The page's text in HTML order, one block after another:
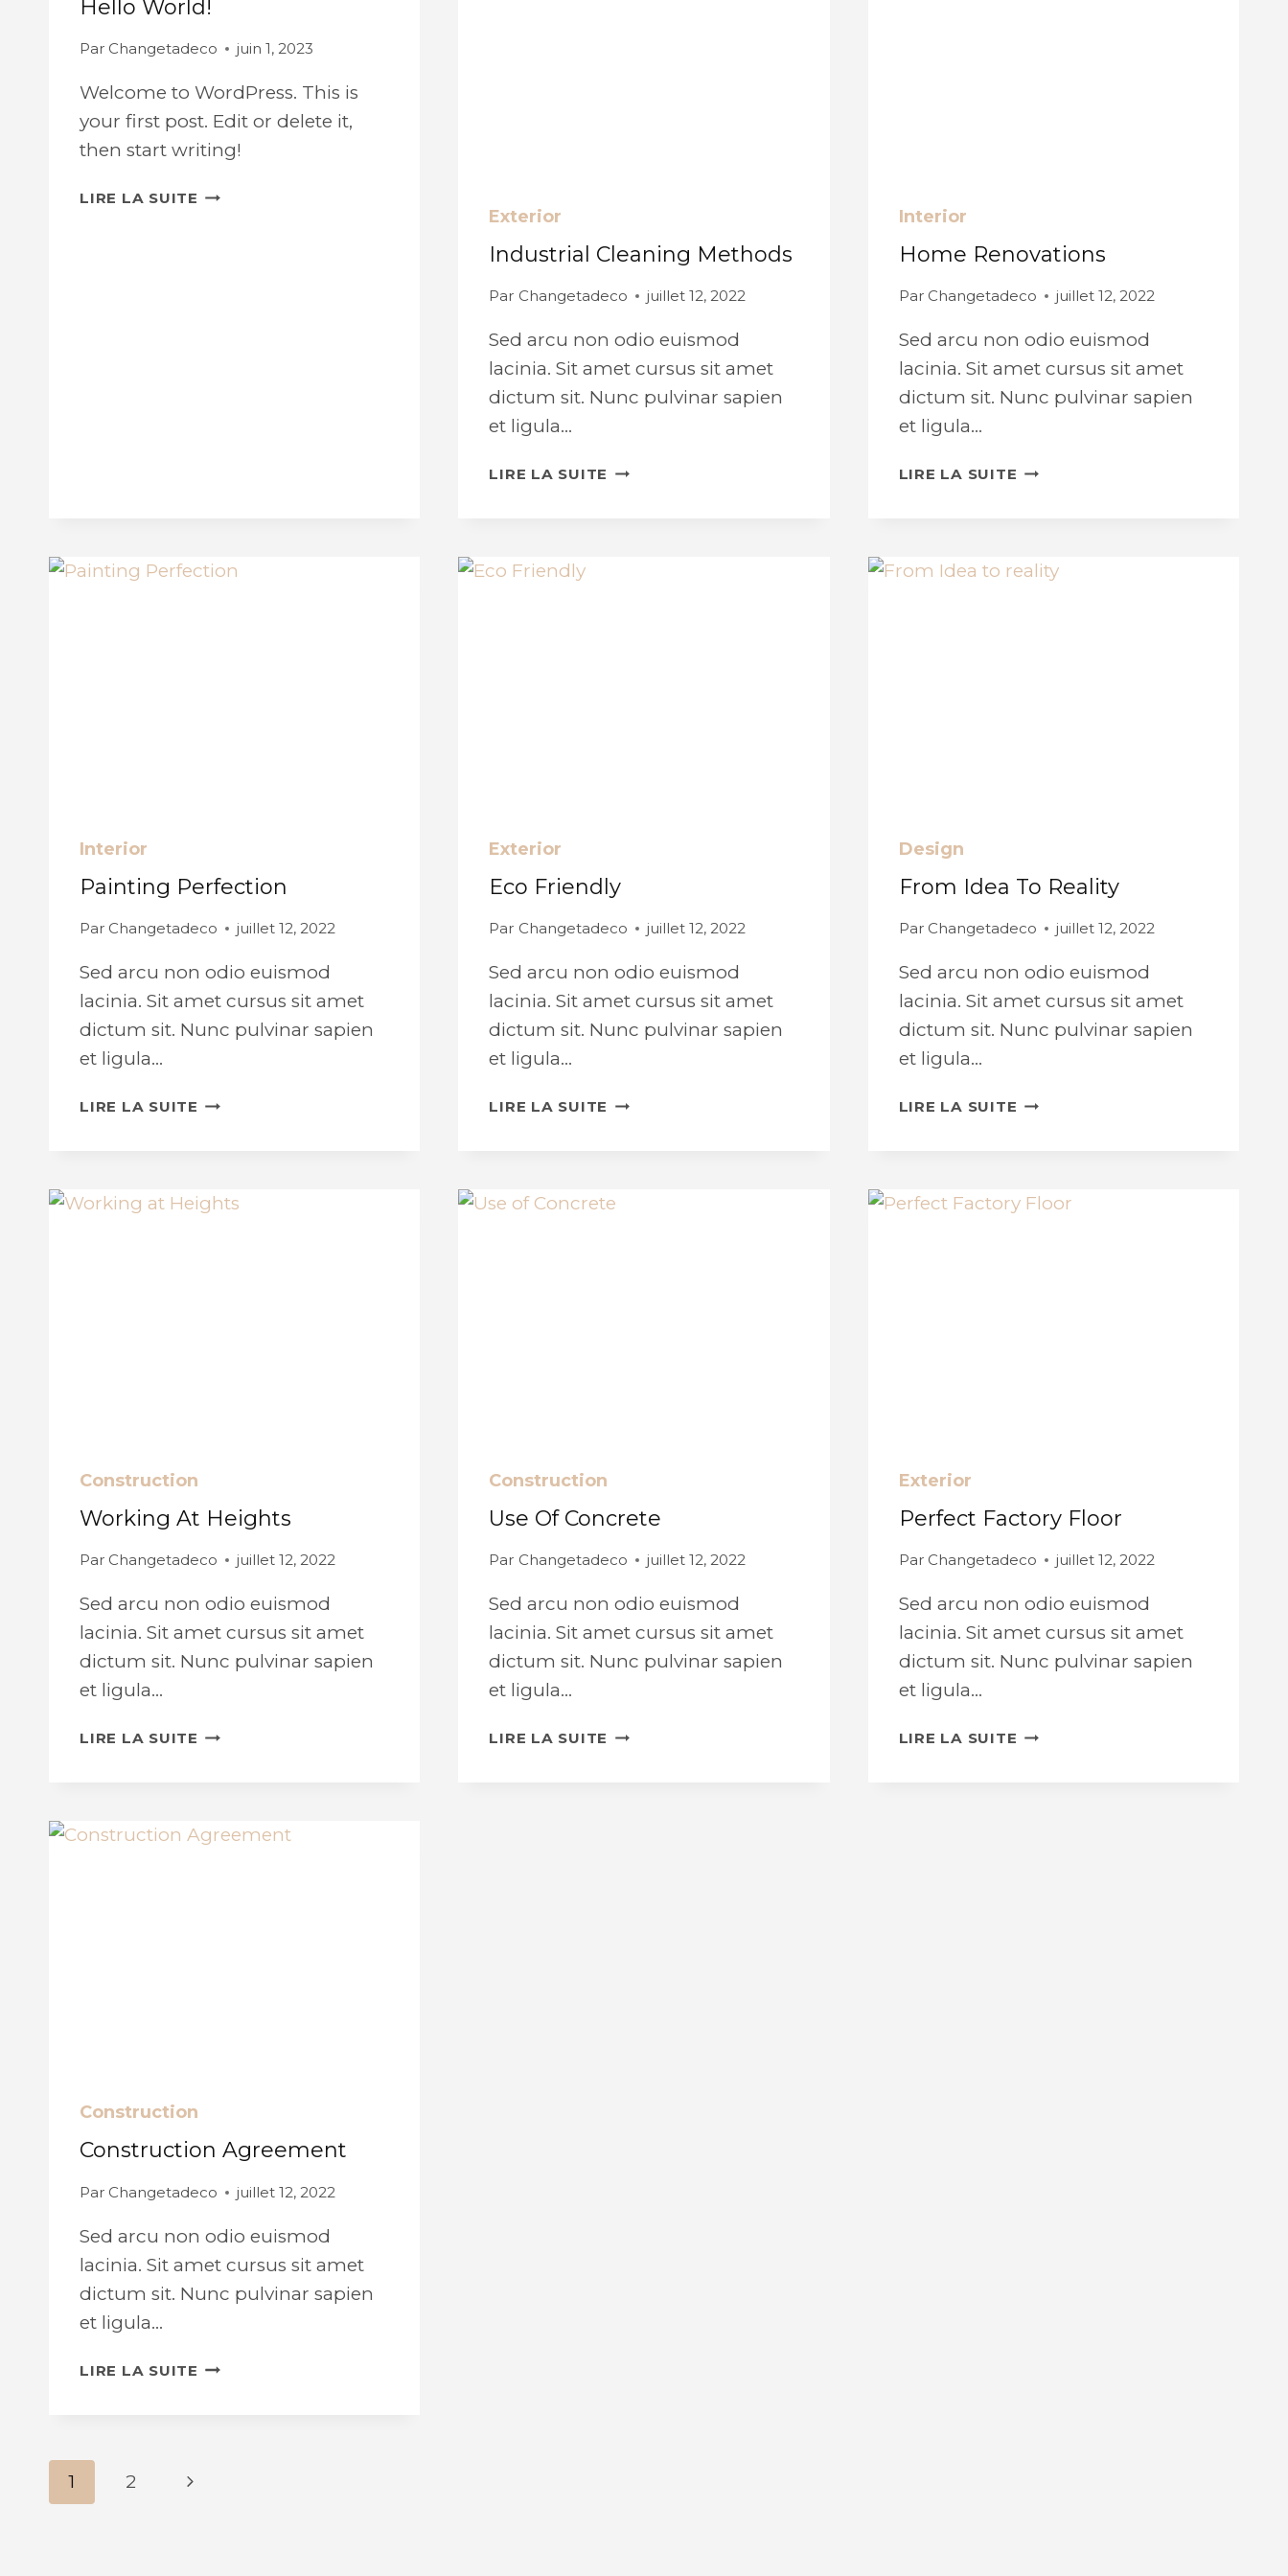
Hello World!
Par Changetadeco juin 1, 2023
Welcome to WordPress. This is
your first post. Edit or delete it,
then start writing!
LIRE LA SUITE HELLO
Exterior
Industrial Cleaning Methods
Par Changetadeco juillet 12, 2022
Sed arcu non odio euismod
lacinia. Sit amet cursus sit amet
dictum sit. Nunc pulvinar sapien
et ligula…
LIRE LA SUITE INDUSTRIAL
Interior
Home Renovations
Par Changetadeco juillet 12, 2022
Sed arcu non odio euismod
lacinia. Sit amet cursus sit amet
dictum sit. Nunc pulvinar sapien
et ligula…
LIRE LA SUITE HOME
Interior
Painting Perfection
Par Changetadeco juillet 12, 2022
Sed arcu non odio euismod
lacinia. Sit amet cursus sit amet
dictum sit. Nunc pulvinar sapien
et ligula…
LIRE LA SUITE PAINTING
Exterior
Eco Friendly
Par Changetadeco juillet 12, 2022
Sed arcu non odio euismod
lacinia. Sit amet cursus sit amet
dictum sit. Nunc pulvinar sapien
et ligula…
LIRE LA SUITE ECO
Design
From Idea To Reality
Par Changetadeco juillet 12, 2022
Sed arcu non odio euismod
lacinia. Sit amet cursus sit amet
dictum sit. Nunc pulvinar sapien
et ligula…
LIRE LA SUITE FROM
Construction
Working At Heights
Par Changetadeco juillet 12, 2022
Sed arcu non odio euismod
lacinia. Sit amet cursus sit amet
dictum sit. Nunc pulvinar sapien
et ligula…
LIRE LA SUITE WORKING
Construction
Use Of Concrete
Par Changetadeco juillet 12, 2022
Sed arcu non odio euismod
lacinia. Sit amet cursus sit amet
dictum sit. Nunc pulvinar sapien
et ligula…
LIRE LA SUITE USE
Exterior
Perfect Factory Floor
Par Changetadeco juillet 12, 2022
Sed arcu non odio euismod
lacinia. Sit amet cursus sit amet
dictum sit. Nunc pulvinar sapien
et ligula…
LIRE LA SUITE PERFECT
Construction
Construction Agreement
Par Changetadeco juillet 12, 2022
Sed arcu non odio euismod
lacinia. Sit amet cursus sit amet
dictum sit. Nunc pulvinar sapien
et ligula…
LIRE LA SUITE CONSTRUCTION
Page
1 2
Next